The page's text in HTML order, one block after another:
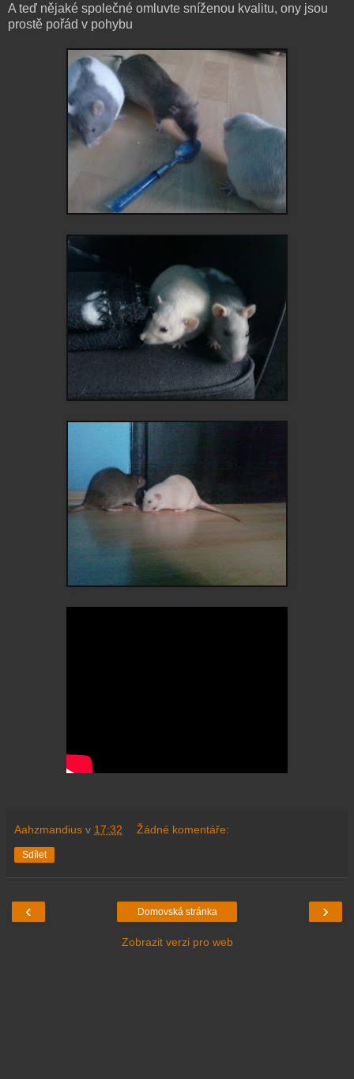
A teď nějaké společné omluvte sníženou kvalitu, ony jsou
prostě pořád v pohybu
Aahzmandius v 17:32 Žádné komentáře:
Sdílet
‹ ›
Domovská stránka
Zobrazit verzi pro web